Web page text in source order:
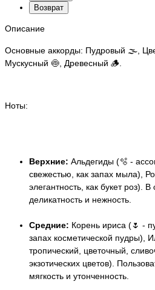
Возврат
Описание
Основные аккорды: Пудровый 🌫️,
Мускусный 🍥, Древесный 🪵.
Ноты:
Верхние: Альдегиды (🫧 -
свежестью, как запах мыла),
элегантность, как букет роз).
деликатность и нежность.
Средние: Корень ириса (🌷 -
запах косметической пудры),
тропический, цветочный,
экзотических цветов).
мягкость и утонченность.